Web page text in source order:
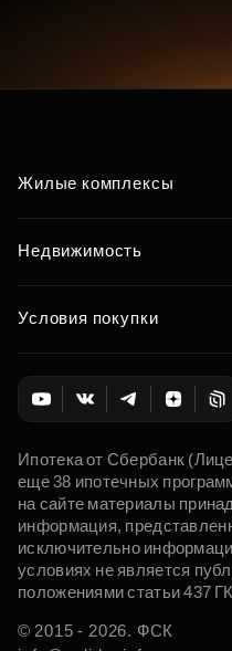
Жилые комплексы
Недвижимость
Условия покупки
Ипотека от Сбербанк
еще 38 ипотечных
на сайте материалы
информация,
исключительно
условиях не является
положениями статьи 437
© 2015 - 2026. ФСК